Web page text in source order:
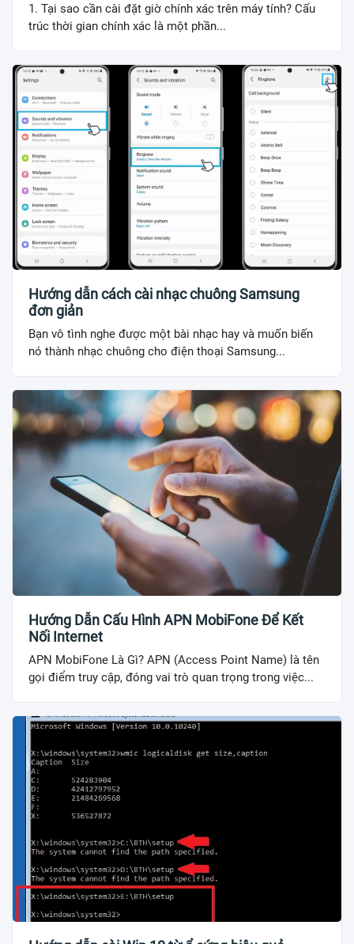
1. Tại sao cần cài đặt giờ chính xác trên máy tính? Cấu
trúc thời gian chính xác là một phần...
Hướng dẫn cách cài nhạc chuông Samsung
đơn giản
Bạn vô tình nghe được một bài nhạc hay và muốn biến
nó thành nhạc chuông cho điện thoại Samsung...
Hướng Dẫn Cấu Hình APN MobiFone Để Kết
Nối Internet
APN MobiFone Là Gì? APN (Access Point Name) là tên
gọi điểm truy cập, đóng vai trò quan trọng trong việc...